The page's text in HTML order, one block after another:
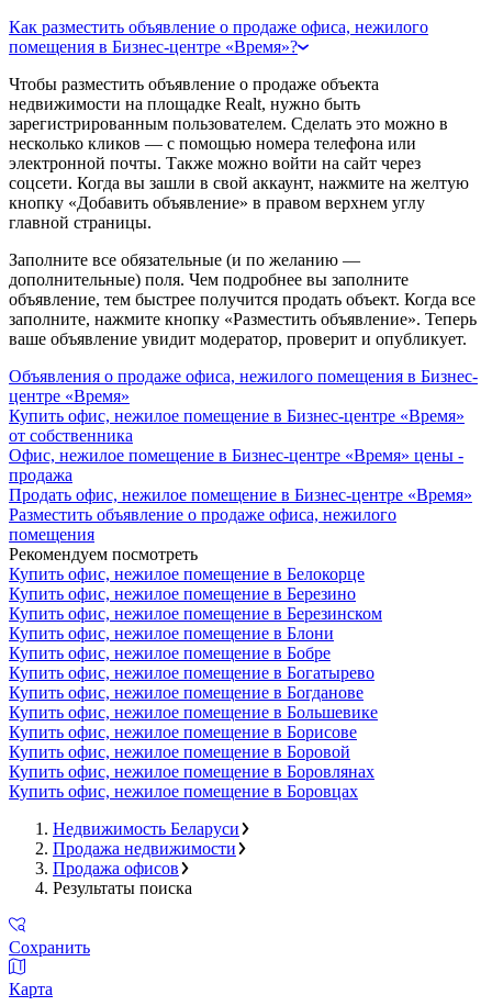
Как разместить объявление о продаже офиса, нежилого
помещения в Бизнес-центре «Время»?
Чтобы разместить объявление о продаже объекта
недвижимости на площадке Realt, нужно быть
зарегистрированным пользователем. Сделать это можно в
несколько кликов — с помощью номера телефона или
электронной почты. Также можно войти на сайт через
соцсети. Когда вы зашли в свой аккаунт, нажмите на желтую
кнопку «Добавить объявление» в правом верхнем углу
главной страницы.
Заполните все обязательные (и по желанию —
дополнительные) поля. Чем подробнее вы заполните
объявление, тем быстрее получится продать объект. Когда все
заполните, нажмите кнопку «Разместить объявление». Теперь
ваше объявление увидит модератор, проверит и опубликует.
Объявления о продаже офиса, нежилого помещения в Бизнес-
центре «Время»
Купить офис, нежилое помещение в Бизнес-центре «Время»
от собственника
Офис, нежилое помещение в Бизнес-центре «Время» цены -
продажа
Продать офис, нежилое помещение в Бизнес-центре «Время»
Разместить объявление о продаже офиса, нежилого
помещения
Рекомендуем посмотреть
Купить офис, нежилое помещение в Белокорце
Купить офис, нежилое помещение в Березино
Купить офис, нежилое помещение в Березинском
Купить офис, нежилое помещение в Блони
Купить офис, нежилое помещение в Бобре
Купить офис, нежилое помещение в Богатырево
Купить офис, нежилое помещение в Богданове
Купить офис, нежилое помещение в Большевике
Купить офис, нежилое помещение в Борисове
Купить офис, нежилое помещение в Боровой
Купить офис, нежилое помещение в Боровлянах
Купить офис, нежилое помещение в Боровцах
Недвижимость Беларуси
Продажа недвижимости
Продажа офисов
Результаты поиска
Сохранить
Карта